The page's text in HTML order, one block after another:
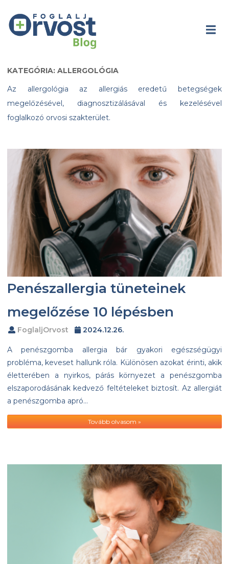
KATEGÓRIA: ALLERGOLÓGIA
Az allergológia az allergiás eredetű betegségek
megelőzésével, diagnosztizálásával és kezelésével
foglalkozó orvosi szakterület.
Penészallergia tüneteinek
megelőzése 10 lépésben
FoglaljOrvost 2024.12.26.
A penészgomba allergia bár gyakori egészségügyi
probléma, keveset hallunk róla. Különösen azokat érinti, akik
életterében a nyirkos, párás környezet a penészgomba
elszaporodásának kedvező feltételeket biztosít. Az allergiát
a penészgomba apró…
Tovább olvasom »